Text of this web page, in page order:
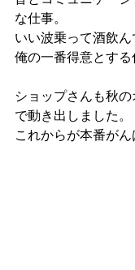
な仕事。
いい波乗って酒飲ん
俺の一番得意とする
ショップさんも秋
で動き出しました。
これからが本番がん